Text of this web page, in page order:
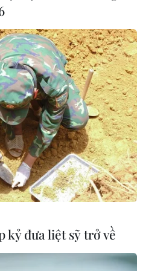
tác động của
nền kinh tế
nào đáo hạn trong ngày
dân Trung Quốc đã bơm
USD) vào thị trường qua
duy trì thanh khoản.
kỷ đưa liệt sỹ trở về